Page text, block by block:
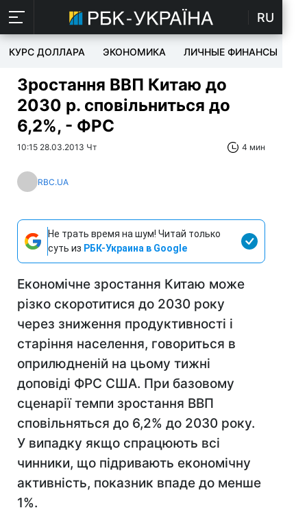
RU
КУРС ДОЛЛАРА ЭКОНОМИКА ЛИЧНЫЕ ФИНАНСЫ
Зростання ВВП Китаю до
2030 р. сповільниться до
6,2%, - ФРС
10:15 28.03.2013 Чт 4 мин
RBC.UA
Не трать время на шум! Читай только
суть из РБК-Украина в Google
Економічне зростання Китаю може
різко скоротитися до 2030 року
через зниження продуктивності і
старіння населення, говориться в
оприлюдненій на цьому тижні
доповіді ФРС США. При базовому
сценарії темпи зростання ВВП
сповільняться до 6,2% до 2030 року.
У випадку якщо спрацюють всі
чинники, що підривають економічну
активність, показник впаде до менше
1%.